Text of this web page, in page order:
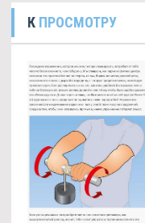
К ПРОСМОТРУ